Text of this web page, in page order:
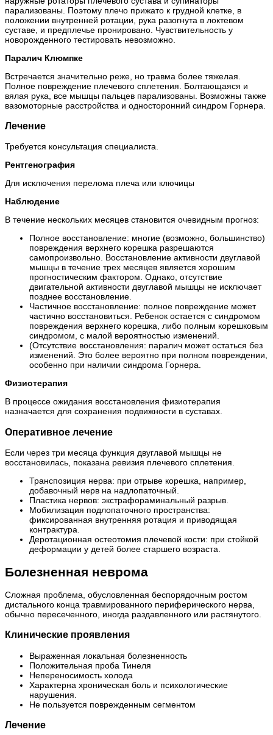
парализованы. Поэтому плечо прижато к грудной клетке, в
положении внутренней ротации, рука разогнута в локтевом
суставе, и предплечье пронировано. Чувствительность у
новорожденного тестировать невозможно.
Паралич Клюмпке
Встречается значительно реже, но травма более тяжелая.
Полное повреждение плечевого сплетения. Болтающаяся и
вялая рука, все мышцы пальцев парализованы. Возможны также
вазомоторные расстройства и односторонний синдром Горнера.
Лечение
Требуется консультация специалиста.
Рентгенография
Для исключения перелома плеча или ключицы
Наблюдение
В течение нескольких месяцев становится очевидным прогноз:
Полное восстановление: многие (возможно, большинство)
повреждения верхнего корешка разрешаются
самопроизвольно. Восстановление активности двуглавой
мышцы в течение трех месяцев является хорошим
прогностическим фактором. Однако, отсутствие
двигательной активности двуглавой мышцы не исключает
позднее восстановление.
Частичное восстановление: полное повреждение может
частично восстановиться. Ребенок остается с синдромом
повреждения верхнего корешка, либо полным корешковым
синдромом, с малой вероятностью изменений.
(Отсутствие восстановления: паралич может остаться без
изменений. Это более вероятно при полном повреждении,
особенно при наличии синдрома Горнера.
Физиотерапия
В процессе ожидания восстановления физиотерапия
назначается для сохранения подвижности в суставах.
Оперативное лечение
Если через три месяца функция двуглавой мышцы не
восстановилась, показана ревизия плечевого сплетения.
Транспозиция нерва: при отрыве корешка, например,
добавочный нерв на надлопаточный.
Пластика нервов: экстрафораминальный разрыв.
Мобилизация подлопаточного пространства:
фиксированная внутренняя ротация и приводящая
контрактура.
Деротационная остеотомия плечевой кости: при стойкой
деформации у детей более старшего возраста.
Болезненная неврома
Сложная проблема, обусловленная беспорядочным ростом
дистального конца травмированного периферического нерва,
обычно пересеченного, иногда раздавленного или растянутого.
Клинические проявления
Выраженная локальная болезненность
Положительная проба Тинеля
Непереносимость холода
Характерна хроническая боль и психологические
нарушения.
Не пользуется поврежденным сегментом
Лечение